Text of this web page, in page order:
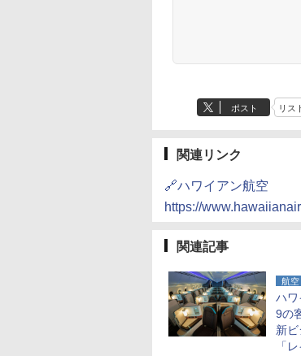
ポスト リス
関連リンク
🔗ハワイアン航空
https://
関連記事
航空
ハワ
9の
新
「